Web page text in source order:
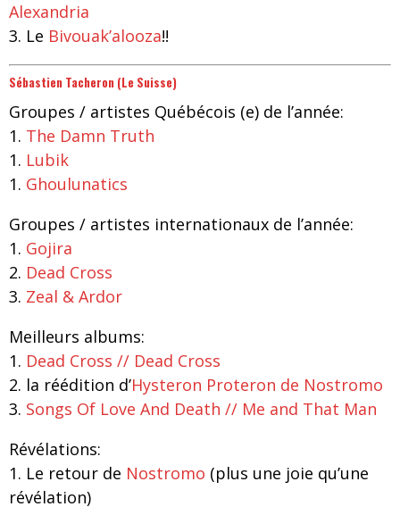
Alexandria
3. Le Bivouak’alooza!!
Sébastien Tacheron (Le Suisse)
Groupes / artistes Québécois (e) de l’année:
1. The Damn Truth
1. Lubik
1. Ghoulunatics
Groupes / artistes internationaux de l’année:
1. Gojira
2. Dead Cross
3. Zeal & Ardor
Meilleurs albums:
1. Dead Cross // Dead Cross
2. la réédition d’Hysteron Proteron de Nostromo
3. Songs Of Love And Death // Me and That Man
Révélations:
1. Le retour de Nostromo (plus une joie qu’une
révélation)